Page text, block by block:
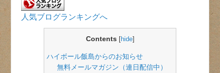
人気ブログランキングへ
Contents [hide]
ハイボール飯島からのお知らせ
無料メールマガジン（連日配信中）